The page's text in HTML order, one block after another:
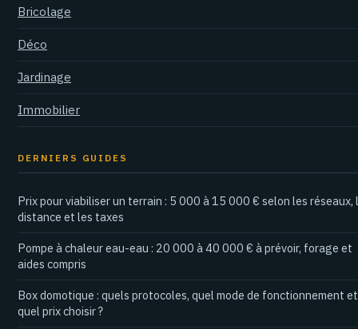
Bricolage
Déco
Jardinage
Immobilier
DERNIERS GUIDES
Prix pour viabiliser un terrain : 5 000 à 15 000 € selon les réseaux,
distance et les taxes
Pompe à chaleur eau-eau : 20 000 à 40 000 € à prévoir, forage et
aides compris
Box domotique : quels protocoles, quel mode de fonctionnement et
quel prix choisir ?